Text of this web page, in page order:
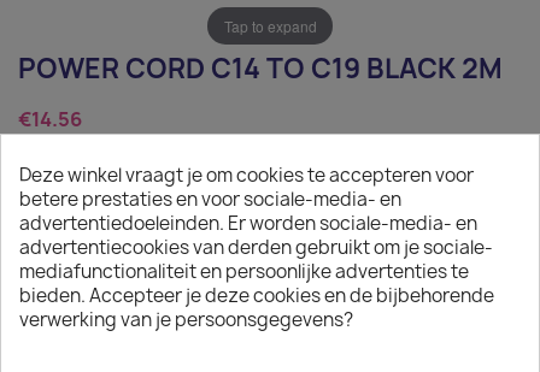
Tap to expand
POWER CORD C14 TO C19 BLACK 2M
€14.56
Tax excluded
Power Cord C14 to C19 black 2m
Quantity
 ADD TO CART
Deze winkel vraagt je om cookies te accepteren voor
betere prestaties en voor sociale-media- en
advertentiedoeleinden. Er worden sociale-media- en
advertentiecookies van derden gebruikt om je sociale-
mediafunctionaliteit en persoonlijke advertenties te
bieden. Accepteer je deze cookies en de bijbehorende
verwerking van je persoonsgegevens?